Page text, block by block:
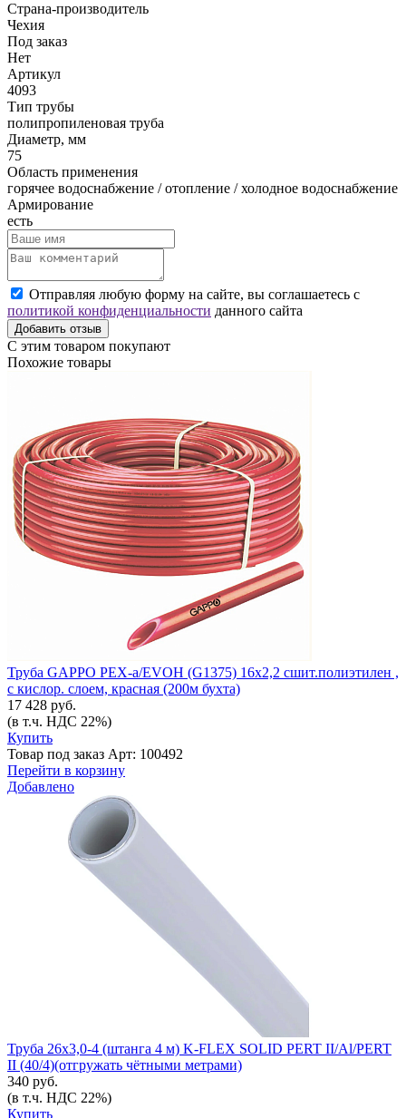
Страна-производитель
Чехия
Под заказ
Нет
Артикул
4093
Тип трубы
полипропиленовая труба
Диаметр, мм
75
Область применения
горячее водоснабжение / отопление / холодное водоснабжение
Армирование
есть
Отправляя любую форму на сайте, вы соглашаетесь с
политикой конфиденциальности данного сайта
Добавить отзыв
С этим товаром покупают
Похожие товары
Труба GAPPO PEX-а/EVOH (G1375) 16х2,2 сшит.полиэтилен ,
с кислор. слоем, красная (200м бухта)
17 428 руб.
(в т.ч. НДС 22%)
Купить
Товар под заказ Арт: 100492
Перейти в корзину
Добавлено
Труба 26x3,0-4 (штанга 4 м) K-FLEX SOLID PERT II/Al/PERT
II (40/4)(отгружать чётными метрами)
340 руб.
(в т.ч. НДС 22%)
Купить